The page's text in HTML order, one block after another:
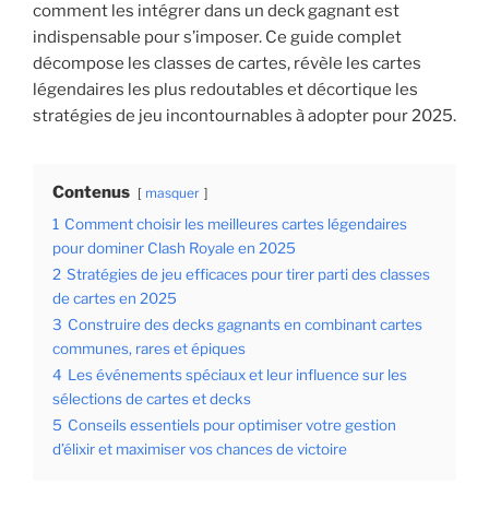
comment les intégrer dans un deck gagnant est
indispensable pour s’imposer. Ce guide complet
décompose les classes de cartes, révèle les cartes
légendaires les plus redoutables et décortique les
stratégies de jeu incontournables à adopter pour 2025.
Contenus masquer
1 Comment choisir les meilleures cartes légendaires
pour dominer Clash Royale en 2025
2 Stratégies de jeu efficaces pour tirer parti des classes
de cartes en 2025
3 Construire des decks gagnants en combinant cartes
communes, rares et épiques
4 Les événements spéciaux et leur influence sur les
sélections de cartes et decks
5 Conseils essentiels pour optimiser votre gestion
d’élixir et maximiser vos chances de victoire